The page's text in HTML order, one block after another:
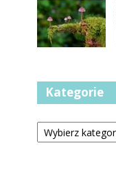
Kategorie
Kategorie